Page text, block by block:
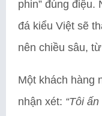
phin” đúng điệu.
đá kiểu Việt sẽ
nên chiều sâu,
Một khách hàng
nhận xét: “Tôi